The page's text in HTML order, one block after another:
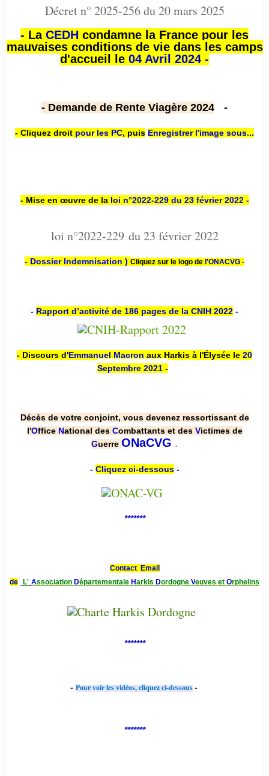
Décret n° 2025-256 du 20 mars 2025
- La CEDH condamne la France pour les
mauvaises conditions de vie dans les camps
d'accueil le 04 Avril 2024 -
- Demande de Rente Viagère 2024 -
- Cliquez droit pour les PC, puis Enregistrer l'image sous...
- Mise en œuvre de la loi n°2022-229 du 23 février 2022 -
loi n°2022-229 du 23 février 2022
- Dossier Indemnisation ) Cliquez sur le logo de l'ONACVG -
- Rapport d’activité de 186 pages de la CNIH 2022 -
- Discours d'Emmanuel Macron aux Harkis à l'Élysée le 20
Septembre 2021 -
Décès de votre conjoint, vous devenez ressortissant de
l'Office National des Combattants et des Victimes de
Guerre ONaCVG .
- Cliquez ci-dessous-
*******
Contact Email
de L' Association Départementale Harkis Dordogne Veuves et Orphelins
*******
- Pour voir les vidéos, cliquez ci-dessous -
*******